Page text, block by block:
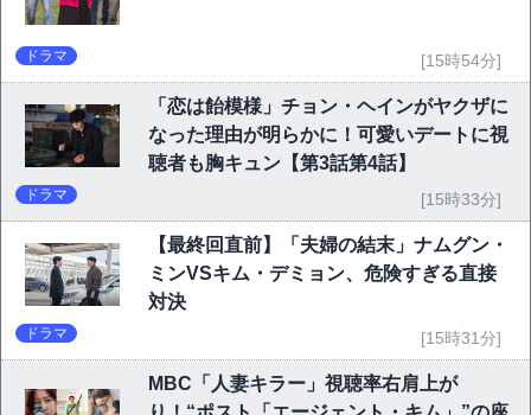
ドラマ [15時54分]
「恋は飴模様」チョン・ヘインがヤクザに
なった理由が明らかに！可愛いデートに視
聴者も胸キュン【第3話第4話】
ドラマ [15時33分]
【最終回直前】「夫婦の結末」ナムグン・
ミンVSキム・デミョン、危険すぎる直接
対決
ドラマ [15時31分]
MBC「人妻キラー」視聴率右肩上が